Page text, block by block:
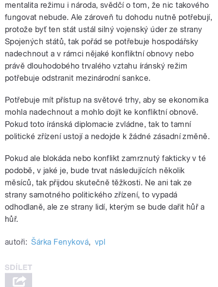
mentalita režimu i národa, svědčí o tom, že nic takového
fungovat nebude. Ale zároveň tu dohodu nutně potřebují,
protože byť ten stát ustál silný vojenský úder ze strany
Spojených států, tak pořád se potřebuje hospodářsky
nadechnout a v rámci nějaké konfliktní obnovy nebo
právě dlouhodobého trvalého vztahu íránský režim
potřebuje odstranit mezinárodní sankce.
Potřebuje mít přístup na světové trhy, aby se ekonomika
mohla nadechnout a mohlo dojít ke konfliktní obnově.
Pokud toto íránská diplomacie zvládne, tak to tamní
politické zřízení ustojí a nedojde k žádné zásadní změně.
Pokud ale blokáda nebo konflikt zamrznutý fakticky v té
podobě, v jaké je, bude trvat následujících několik
měsíců, tak přijdou skutečně těžkosti. Ne ani tak ze
strany samotného politického zřízení, to vypadá
odhodlaně, ale ze strany lidí, kterým se bude dařit hůř a
hůř.
autoři: Šárka Fenyková, vpl